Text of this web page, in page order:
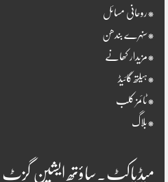
*روحانی مسائل
*سنہرے بندھن
*مزیدار کھانے
*ہیلتھ گائیڈ
*ٹائمز کلب
*بلاگ
میڈیاکٹ۔ساؤتھ ایشین گزٹ